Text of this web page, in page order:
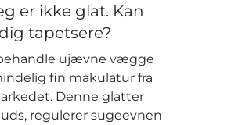
er ikke glat. Kan
tapetsere?
ujævne vægge
fin makulatur fra
Denne glatter
regulerer sugeevnen